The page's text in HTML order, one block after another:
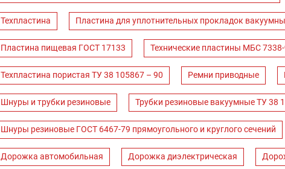
Техпластина Пластина для уплотнительных прокладок
Пластина пищевая ГОСТ 17133 Технические пластины МБС
Техпластина пористая ТУ 38 105867 – 90 Ремни приводные
Шнуры и трубки резиновые Трубки резиновые вакуумные ТУ 38
Шнуры резиновые ГОСТ 6467-79 прямоугольного и круглого сечений
Дорожка автомобильная Дорожка диэлектрическая